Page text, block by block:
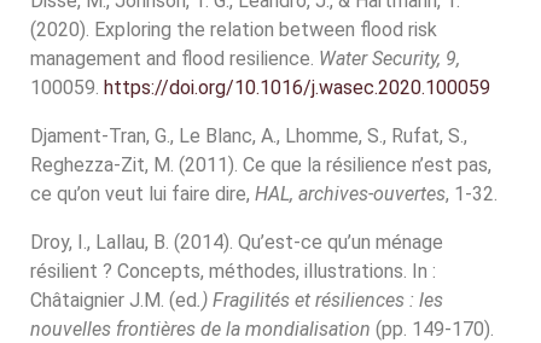
(2020). Exploring the relation between flood risk
management and flood resilience. Water Security, 9,
100059. https://doi.org/10.1016/j.wasec.2020.100059
Djament-Tran, G., Le Blanc, A., Lhomme, S., Rufat, S.,
Reghezza-Zit, M. (2011). Ce que la résilience n’est pas,
ce qu’on veut lui faire dire, HAL, archives-ouvertes, 1-32.
Droy, I., Lallau, B. (2014). Qu’est-ce qu’un ménage
résilient ? Concepts, méthodes, illustrations. In :
Châtaignier J.M. (ed.) Fragilités et résiliences : les
nouvelles frontières de la mondialisation (pp. 149-170).